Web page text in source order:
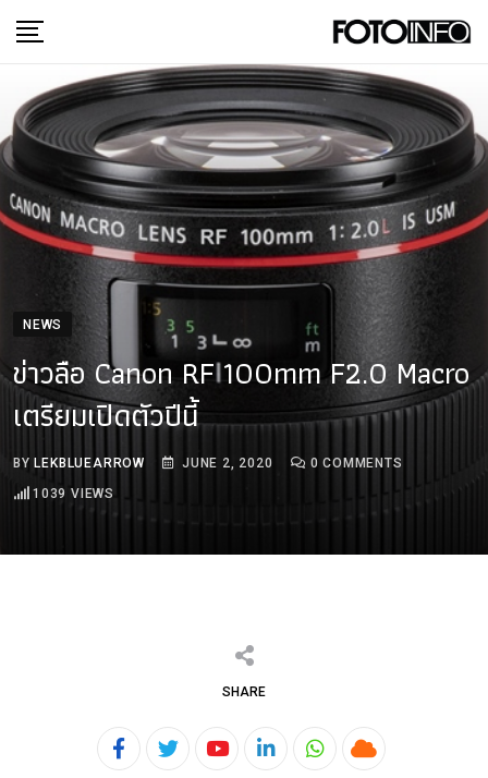
to
NEWS
ข่าวลือ Canon RF 100mm F2.0 Macro
เตรียมเปิดตัวปีนี้
BYLEKBLUEARROW JUNE 2, 2020 0 COMMENTS
1039 VIEWS
SHARE
YoutubeLinkedInWhatsapp
Cloud